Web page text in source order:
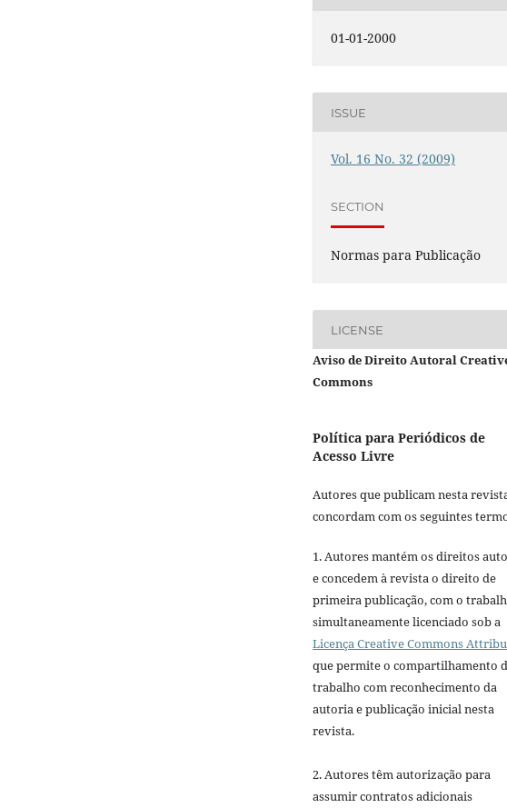
01-01-2000
ISSUE
Vol. 16 No. 32 (2009)
SECTION
Normas para Publicação
LICENSE
Aviso de Direito Autoral
Commons
Política para Periódicos de
Acesso Livre
Autores que publicam nesta
concordam com os seguintes
1. Autores mantém os direitos
e concedem à revista o direito de
primeira publicação, com o
simultaneamente licenciado sob a
Licença Creative Commons
que permite o compartilhamento
trabalho com reconhecimento da
autoria e publicação inicial nesta
revista.
2. Autores têm autorização para
assumir contratos adicionais